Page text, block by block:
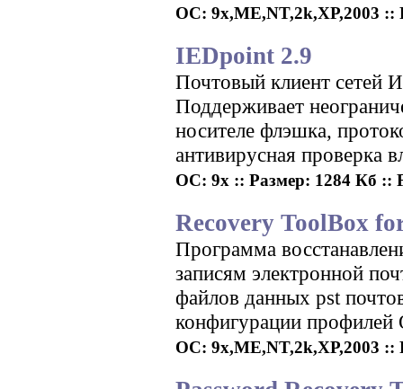
ОС: 9x,ME,NT,2k,XP,2003 ::
IEDpoint 2.9
Почтовый клиент сетей
Поддерживает
носителе флэшка,
антивирусная проверка
ОС: 9x :: Размер: 1284 Кб ::
Recovery ToolBox
Программа
записям электронной
файлов данных pst
конфигурации профилей
ОС: 9x,ME,NT,2k,XP,2003 ::